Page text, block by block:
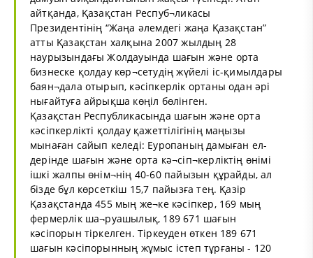
айтқанда, Қазақстан Респуб¬ликасы
Президентінің “Жаңа әлемдегі жаңа Қазақстан”
атты Қазақстан халқына 2007 жылдың 28
наурызындағы Жолдауында шағын және орта
бизнеске қолдау көр¬сетудің жүйелі іс-қимылдары
баян¬дала отырып, кәсіпкерлік ортаны одан әрі
нығайтуға айрықша көңіл бөлінген.
Қазақстан Республикасында шағын және орта
кәсіпкерлікті қолдау қажеттілігінің маңызы
мынаған сайып келеді: Еуропаның дамыған ел-
дерінде шағын және орта кә¬сіп¬керліктің өнімі
ішкі жалпы өнім¬нің 40-60 пайызын құрайды, ал
бізде бұл көрсеткіш 15,7 пайызға тең. Қазір
Қазақстанда 455 мың же¬ке кәсіпкер, 169 мың
фермерлік ша¬руашылық, 189 671 шағын
кәсіпорын тіркелген. Тіркеуден өткен 189 671
шағын кәсіпорынның жұмыс істеп тұрғаны - 120